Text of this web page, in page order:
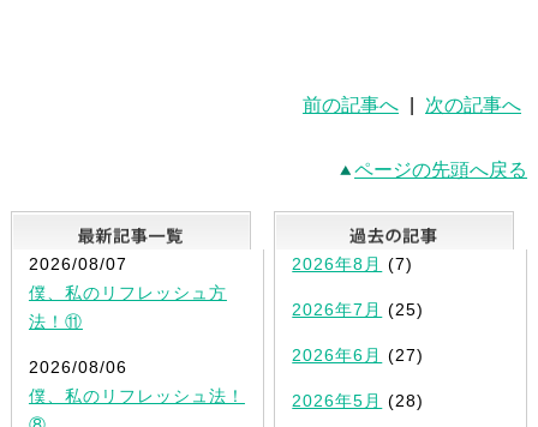
前の記事へ 次の記事へ
ページの先頭へ戻る
最新記事一覧
2026/08/07
僕、私のリフレッシュ方
法！⑪
2026/08/06
僕、私のリフレッシュ法！
2026年8月 (7)
2026年7月 (25)
2026年6月 (27)
2026年5月 (28)